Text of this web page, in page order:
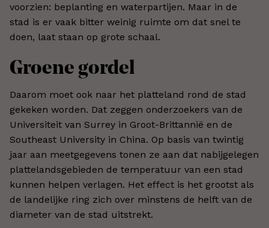
voorzien: beplanting en waterpartijen. Maar in de
stad is er vaak bitter weinig ruimte om dat snel te
doen, laat staan op grote schaal.
Groene gordel
Daarom moet ook naar het platteland rond de stad
gekeken worden. Dat zeggen onderzoekers van de
Universiteit van Surrey in Groot-Brittannië en de
Southeast University in China. Op basis van twintig
jaar aan meetgegevens tonen ze aan dat nabijgelegen
plattelandsgebieden de temperatuur van een stad
kunnen helpen verlagen. Het effect is het grootst als
de landelijke ring zich over minstens de helft van de
diameter van de stad uitstrekt.